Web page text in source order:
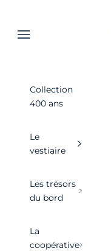
Ouvrir la navigation
Collection
400 ans
Le
vestiaire
Les trésors
du bord
La
coopérative